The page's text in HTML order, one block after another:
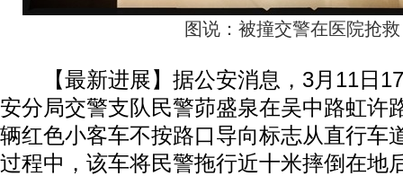
图说：被撞交警在医院抢救
【最新进展】据公安消息，3月11日17
安分局交警支队民警茆盛泉在吴中路虹许
辆红色小客车不按路口导向标志从直行车
过程中，该车将民警拖行近十米摔倒在地